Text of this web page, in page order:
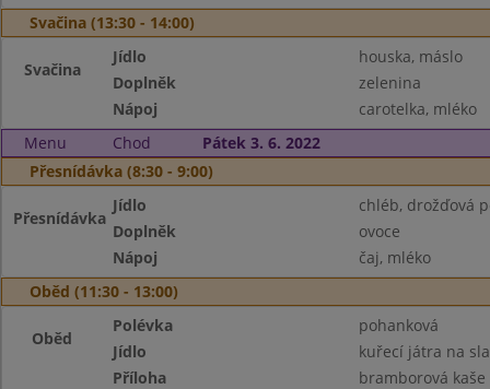
Svačina (13:30 - 14:00)
Svačina
Jídlo
houska, máslo
Doplněk
zelenina
Nápoj
carotelka, mléko
Menu
Chod
Pátek 3. 6. 2022
Přesnídávka (8:30 - 9:00)
Přesnídávka
Jídlo
chléb, drožďová
Doplněk
ovoce
Nápoj
čaj, mléko
Oběd (11:30 - 13:00)
Oběd
Polévka
pohanková
Jídlo
kuřecí játra na
Příloha
bramborová kaše